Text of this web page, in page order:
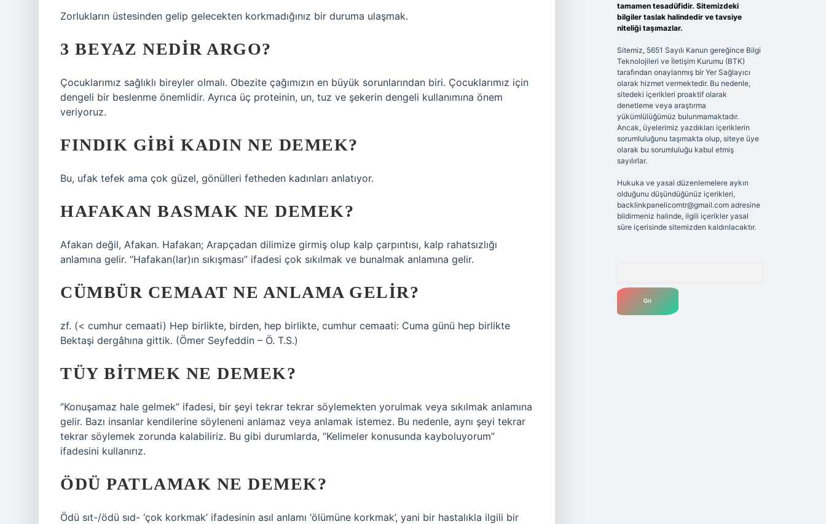
Zorlukların üstesinden gelip gelecekten korkmadığınız bir duruma ulaşmak.
3 BEYAZ NEDIR ARGO?
Çocuklarımız sağlıklı bireyler olmalı. Obezite çağımızın en büyük sorunlarından biri. Çocuklarımız için
dengeli bir beslenme önemlidir. Ayrıca üç proteinin, un, tuz ve şekerin dengeli kullanımına önem
veriyoruz.
FINDIK GIBI KADIN NE DEMEK?
Bu, ufak tefek ama çok güzel, gönülleri fetheden kadınları anlatıyor.
HAFAKAN BASMAK NE DEMEK?
Afakan değil, Afakan. Hafakan; Arapçadan dilimize girmiş olup kalp çarpıntısı, kalp rahatsızlığı
anlamına gelir. “Hafakan(lar)ın sıkışması” ifadesi çok sıkılmak ve bunalmak anlamına gelir.
CÜMBÜR CEMAAT NE ANLAMA GELIR?
zf. (< cumhur cemaati) Hep birlikte, birden, hep birlikte, cumhur cemaati: Cuma günü hep birlikte
Bektaşi dergâhına gittik. (Ömer Seyfeddin – Ö. T.S.)
TÜY BITMEK NE DEMEK?
“Konuşamaz hale gelmek” ifadesi, bir şeyi tekrar tekrar söylemekten yorulmak veya sıkılmak anlamına
gelir. Bazı insanlar kendilerine söyleneni anlamaz veya anlamak istemez. Bu nedenle, aynı şeyi tekrar
tekrar söylemek zorunda kalabiliriz. Bu gibi durumlarda, “Kelimeler konusunda kayboluyorum”
ifadesini kullanırız.
ÖDÜ PATLAMAK NE DEMEK?
Ödü sıt-/ödü sıd- ‘çok korkmak’ ifadesinin asıl anlamı ‘ölümüne korkmak’, yani bir hastalıkla ilgili bir
tamamen tesadüfidir. Sitemizdeki
bilgiler taslak halindedir ve tavsiye
niteliği taşımazlar.
Sitemiz, 5651 Sayılı Kanun gereğince Bilgi
Teknolojileri ve İletişim Kurumu (BTK)
tarafından onaylanmış bir Yer Sağlayıcı
olarak hizmet vermektedir. Bu nedenle,
sitedeki içerikleri proaktif olarak
denetleme veya araştırma
yükümlülüğümüz bulunmamaktadır.
Ancak, üyelerimiz yazdıkları içeriklerin
sorumluluğunu taşımakta olup, siteye üye
olarak bu sorumluluğu kabul etmiş
sayılırlar.
Hukuka ve yasal düzenlemelere aykırı
olduğunu düşündüğünüz içerikleri,
backlinkpanelicomtr@gmail.comadresine
bildirmeniz halinde, ilgili içerikler yasal
süre içerisinde sitemizden kaldırılacaktır.